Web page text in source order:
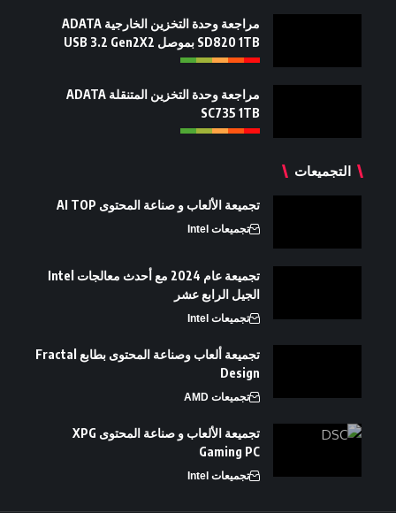
مراجعة وحدة التخزين الخارجية ADATA
SD820 1TB بموصل USB 3.2 Gen2X2
مراجعة وحدة التخزين المتنقلة ADATA
SC735 1TB
التجميعات
تجميعة الألعاب و صناعة المحتوى AI TOP
تجميعات Intel
تجميعة عام 2024 مع أحدث معالجات Intel
الجيل الرابع عشر
تجميعات Intel
تجميعة ألعاب وصناعة المحتوى بطابع Fractal
Design
تجميعات AMD
تجميعة الألعاب و صناعة المحتوى XPG
Gaming PC
تجميعات Intel